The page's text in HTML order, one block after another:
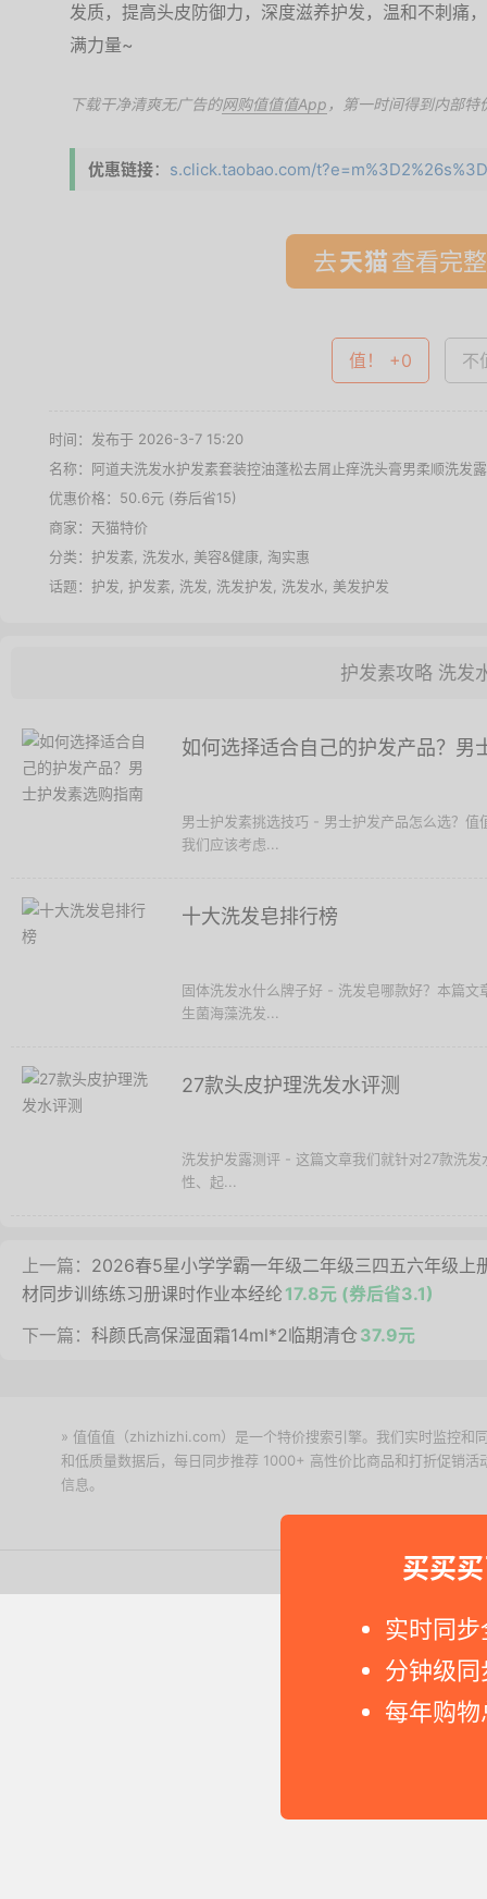
买买
实时同
分钟级
每年购
发质，提高头皮防御力，深度滋养护发，温和不刺痛
满力量~
下载干净清爽无广告的网购值值值App ，第一时间得到内部特
优惠链接： s.click.taobao.com/
去 查看完
值！ +0 不
时间：发布于 2026-3-7 15:20
名称： 阿道夫洗发水护发素套装控油蓬松去屑止痒洗头膏男柔顺洗发
优惠价格： 50.6元 (券后省15)
商家： 天猫特价
分类： 护发素 洗发水 美容&健康 淘实惠
话题： 护发 护发素 洗发 洗发护发 洗发水 美发护发
护发素攻略 洗发
如何选择适合自己的护发产品？男
男士护发素挑选技巧 - 男士护发产品怎么选？
我们应该考虑...
十大洗发皂排行榜
固体洗发水什么牌子好 - 洗发皂哪款好？本篇
生菌海藻洗发...
27款头皮护理洗发水评测
洗发护发露测评 - 这篇文章我们就针对27款洗
性、起...
上一篇： 2026春5星小学学霸一年级二年级三四五六年级上
材同步训练练习册课时作业本经纶 17.8元 (券后省3.1)
下一篇： 科颜氏高保湿面霜14ml*2临期清仓37.9元
» 值值值（zhizhizhi.com）是一个特价搜索引擎。我们实时监控和
和低质量数据后，每日同步推荐 1000+ 高性价比商品和打折促销
信息。
Copyright © 2011-2026 网购